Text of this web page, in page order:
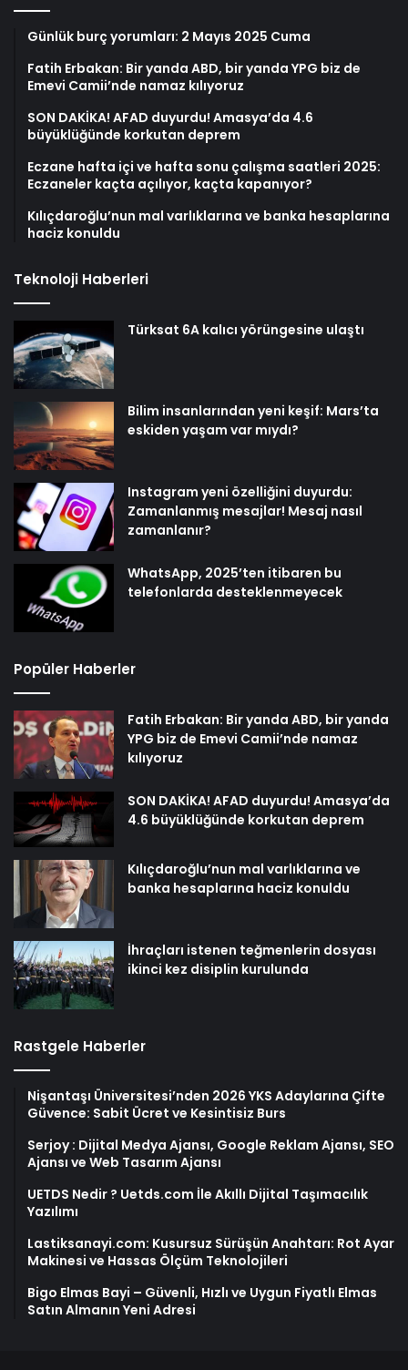
Günlük burç yorumları: 2 Mayıs 2025 Cuma
Fatih Erbakan: Bir yanda ABD, bir yanda YPG biz de
Emevi Camii’nde namaz kılıyoruz
SON DAKİKA! AFAD duyurdu! Amasya’da 4.6
büyüklüğünde korkutan deprem
Eczane hafta içi ve hafta sonu çalışma saatleri 2025:
Eczaneler kaçta açılıyor, kaçta kapanıyor?
Kılıçdaroğlu’nun mal varlıklarına ve banka hesaplarına
haciz konuldu
Teknoloji Haberleri
Türksat 6A kalıcı yörüngesine ulaştı
Bilim insanlarından yeni keşif: Mars’ta
eskiden yaşam var mıydı?
Instagram yeni özelliğini duyurdu:
Zamanlanmış mesajlar! Mesaj nasıl
zamanlanır?
WhatsApp, 2025’ten itibaren bu
telefonlarda desteklenmeyecek
Popüler Haberler
Fatih Erbakan: Bir yanda ABD, bir yanda
YPG biz de Emevi Camii’nde namaz
kılıyoruz
SON DAKİKA! AFAD duyurdu! Amasya’da
4.6 büyüklüğünde korkutan deprem
Kılıçdaroğlu’nun mal varlıklarına ve
banka hesaplarına haciz konuldu
İhraçları istenen teğmenlerin dosyası
ikinci kez disiplin kurulunda
Rastgele Haberler
Nişantaşı Üniversitesi’nden 2026 YKS Adaylarına Çifte
Güvence: Sabit Ücret ve Kesintisiz Burs
Serjoy : Dijital Medya Ajansı, Google Reklam Ajansı, SEO
Ajansı ve Web Tasarım Ajansı
UETDS Nedir ? Uetds.com İle Akıllı Dijital Taşımacılık
Yazılımı
Lastiksanayi.com: Kusursuz Sürüşün Anahtarı: Rot Ayar
Makinesi ve Hassas Ölçüm Teknolojileri
Bigo Elmas Bayi – Güvenli, Hızlı ve Uygun Fiyatlı Elmas
Satın Almanın Yeni Adresi